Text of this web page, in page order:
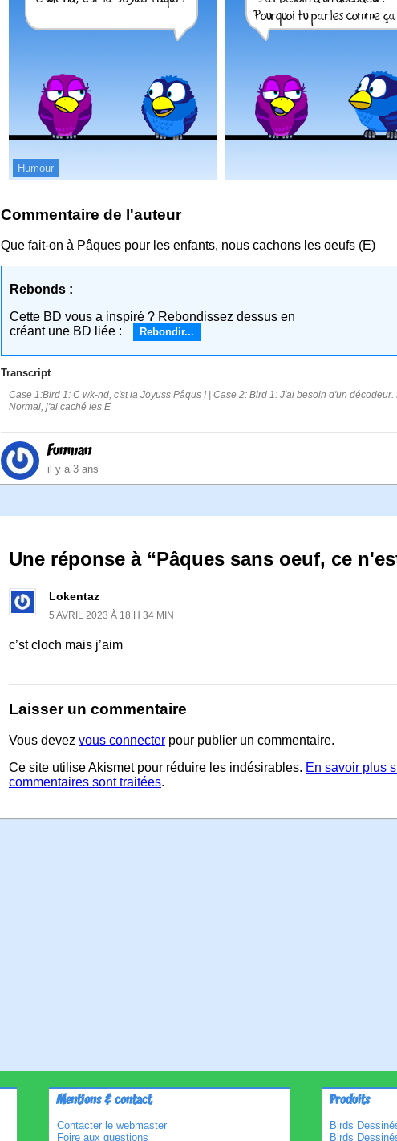
Humour
Commentaire de l'auteur
Que fait-on à Pâques pour les enfants, nous cachons les oeufs (E)
Rebonds :
Cette BD vous a inspiré ? Rebondissez dessus en
créant une BD liée :
Rebondir...
Transcript
Case 1:Bird 1: C wk-nd, c'st la Joyuss Pâqus ! | Case 2: Bird 1: J'ai besoin d'un
Normal, j'ai caché les E
Funman
il y a 3 ans
Une réponse à “Pâques sans oeuf, ce
Lokentaz
5 AVRIL 2023 À 18 H 34 MIN
c’st cloch mais j’aim
Laisser un commentaire
Vous devez vous connecter pour publier un commentaire.
Ce site utilise Akismet pour réduire les indésirables. En savoir plus
commentaires sont traitées.
Mentions & contact
Contacter le webmaster
Foire aux questions
Produits
Birds
Birds